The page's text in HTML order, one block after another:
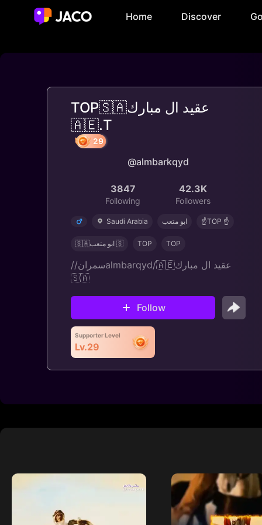
Home Discover
TOP🇸🇦عقيد ال مبارك
🇦🇪.T
@almbarkqyd
3847
Following
42.3K
Followers
Saudi Arabia ابو متعب ☝️TOP ☝️
🇸🇦ابو متعب 🇸 TOP TOP
/سمران/‏almbarqyd‏/🇦🇪عقيد ال مبارك
🇸🇦
Follow
Supporter Level
Lv.29